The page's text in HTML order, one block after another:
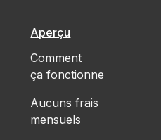
Aperçu
Comment
ça fonctionne
Aucuns frais
mensuels